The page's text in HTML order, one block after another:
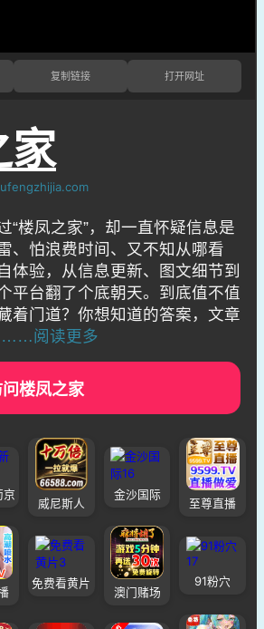
复制链接 打开网址
家
“楼凤之家”，却一直怀疑信息是
、怕浪费时间、又不知从哪看
体验，从信息更新、图文细节到
平台翻了个底朝天。到底值不值
着门道？你想知道的答案，文章
……阅读更多
楼凤之家
京
威尼斯人
金沙国际
至尊直播
免费看黄片
澳门赌场
91粉穴